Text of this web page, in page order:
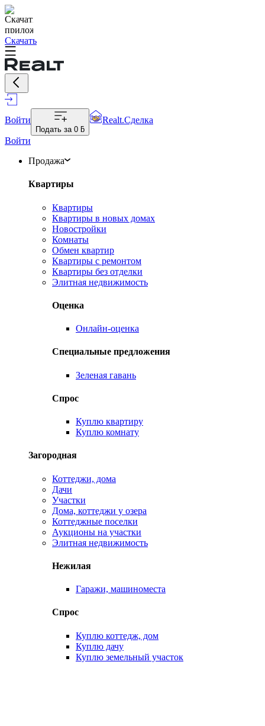
Скачать
Войти
Подать за 0 ƃ
Realt.Сделка
Войти
Продажа
Квартиры
Квартиры
Квартиры в новых домах
Новостройки
Комнаты
Обмен квартир
Квартиры с ремонтом
Квартиры без отделки
Элитная недвижимость
Оценка
Онлайн-оценка
Специальные предложения
Зеленая гавань
Спрос
Куплю квартиру
Куплю комнату
Загородная
Коттеджи, дома
Дачи
Участки
Дома, коттеджи у озера
Коттеджные поселки
Аукционы на участки
Элитная недвижимость
Нежилая
Гаражи, машиноместа
Спрос
Куплю коттедж, дом
Куплю дачу
Куплю земельный участок